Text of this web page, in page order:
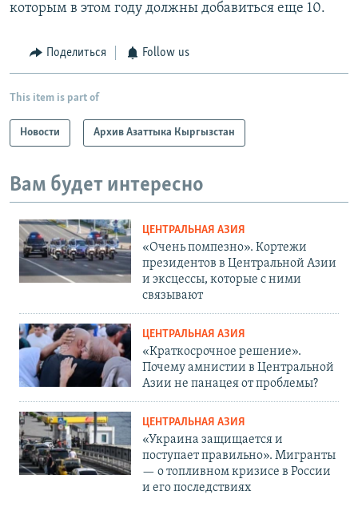
которым в этом году должны добавиться еще 10.
Поделиться Follow us
This item is part of
Новости Архив Азаттыка Кыргызстан
Вам будет интересно
ЦЕНТРАЛЬНАЯ АЗИЯ
«Очень помпезно». Кортежи
президентов в Центральной Азии
и эксцессы, которые с ними
связывают
ЦЕНТРАЛЬНАЯ АЗИЯ
«Краткосрочное решение».
Почему амнистии в Центральной
Азии не панацея от проблемы?
ЦЕНТРАЛЬНАЯ АЗИЯ
«Украина защищается и
поступает правильно». Мигранты
— о топливном кризисе в России
и его последствиях